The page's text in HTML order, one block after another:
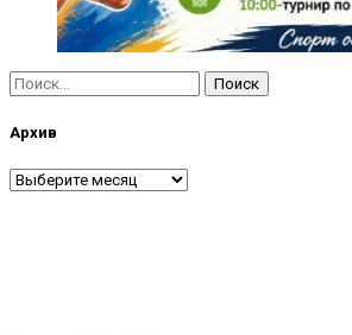
Найти:
Архив
Архив